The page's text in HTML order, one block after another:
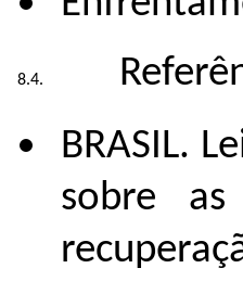
BRASIL.
sobre